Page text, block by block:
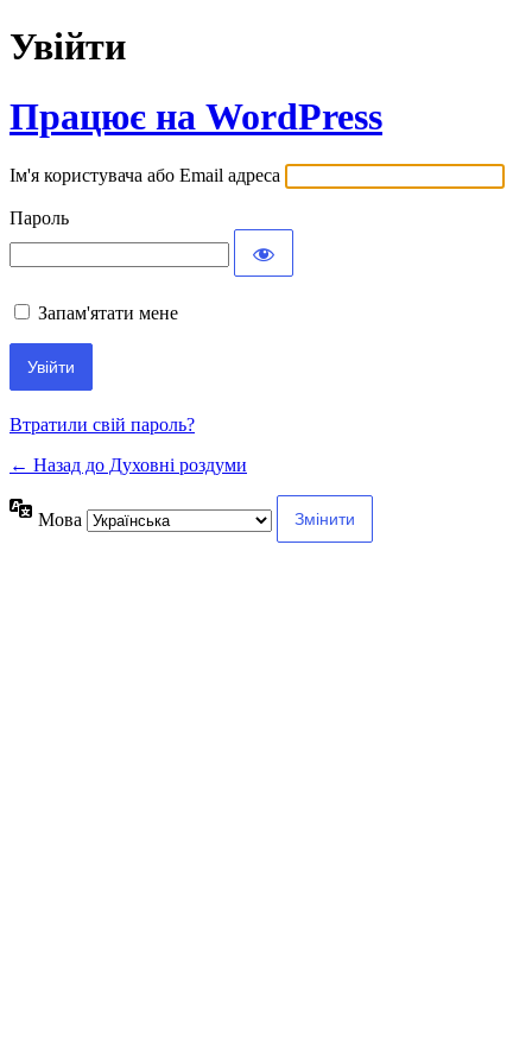
Увійти
Працює на WordPress
Ім'я користувача або Email адреса
Пароль
Запам'ятати мене
Втратили свій пароль?
← Назад до Духовні роздуми
Мова